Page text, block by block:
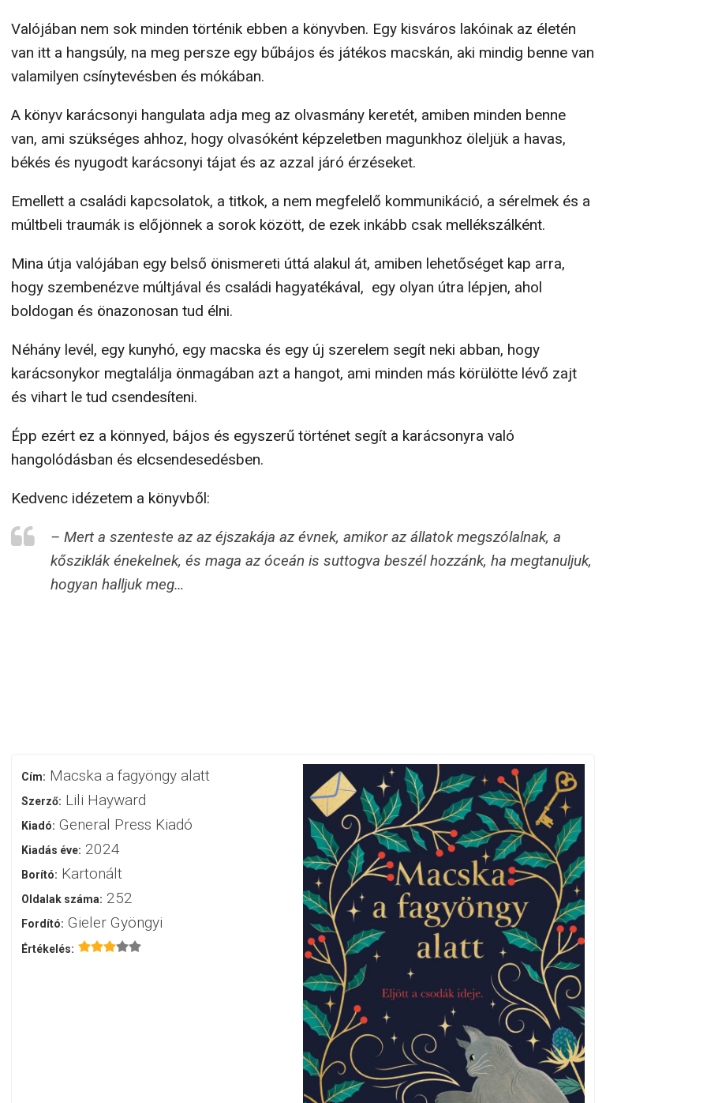
Valójában nem sok minden történik ebben a könyvben. Egy kisváros lakóinak az életén
van itt a hangsúly, na meg persze egy bűbájos és játékos macskán, aki mindig benne van
valamilyen csínytevésben és mókában.
A könyv karácsonyi hangulata adja meg az olvasmány keretét, amiben minden benne
van, ami szükséges ahhoz, hogy olvasóként képzeletben magunkhoz öleljük a havas,
békés és nyugodt karácsonyi tájat és az azzal járó érzéseket.
Emellett a családi kapcsolatok, a titkok, a nem megfelelő kommunikáció, a sérelmek és a
múltbeli traumák is előjönnek a sorok között, de ezek inkább csak mellékszálként.
Mina útja valójában egy belső önismereti úttá alakul át, amiben lehetőséget kap arra,
hogy szembenézve múltjával és családi hagyatékával, egy olyan útra lépjen, ahol
boldogan és önazonosan tud élni.
Néhány levél, egy kunyhó, egy macska és egy új szerelem segít neki abban, hogy
karácsonykor megtalálja önmagában azt a hangot, ami minden más körülötte lévő zajt
és vihart le tud csendesíteni.
Épp ezért ez a könnyed, bájos és egyszerű történet segít a karácsonyra való
hangolódásban és elcsendesedésben.
Kedvenc idézetem a könyvből:
– Mert a szenteste az az éjszakája az évnek, amikor az állatok megszólalnak, a
kősziklák énekelnek, és maga az óceán is suttogva beszél hozzánk, ha megtanuljuk,
hogyan halljuk meg…
Cím: Macska a fagyöngy alatt
Szerző: Lili Hayward
Kiadó: General Press Kiadó
Kiadás éve: 2024
Borító: Kartonált
Oldalak száma: 252
Fordító: Gieler Gyöngyi
Értékelés: